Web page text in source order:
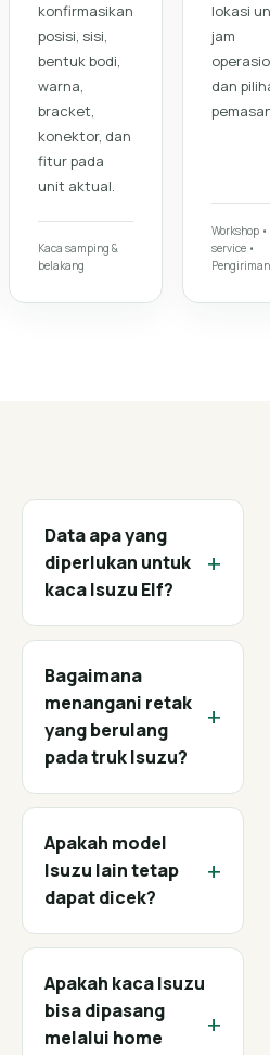
konfirmasikan
posisi, sisi,
bentuk bodi,
warna,
bracket,
konektor, dan
fitur pada
unit aktual.
Kaca samping &
belakang
lokasi
jam
dan
Workshop
service •
Pengiriman
Data apa yang
diperlukan untuk
kaca Isuzu Elf?
+
Bagaimana
menangani retak
yang berulang
pada truk Isuzu?
+
Apakah model
Isuzu lain tetap
dapat dicek?
+
Apakah kaca Isuzu
bisa dipasang
melalui home
+